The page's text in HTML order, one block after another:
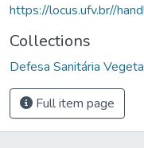
https://locus.ufv.br//
Collections
Defesa Sanitária
Full item page